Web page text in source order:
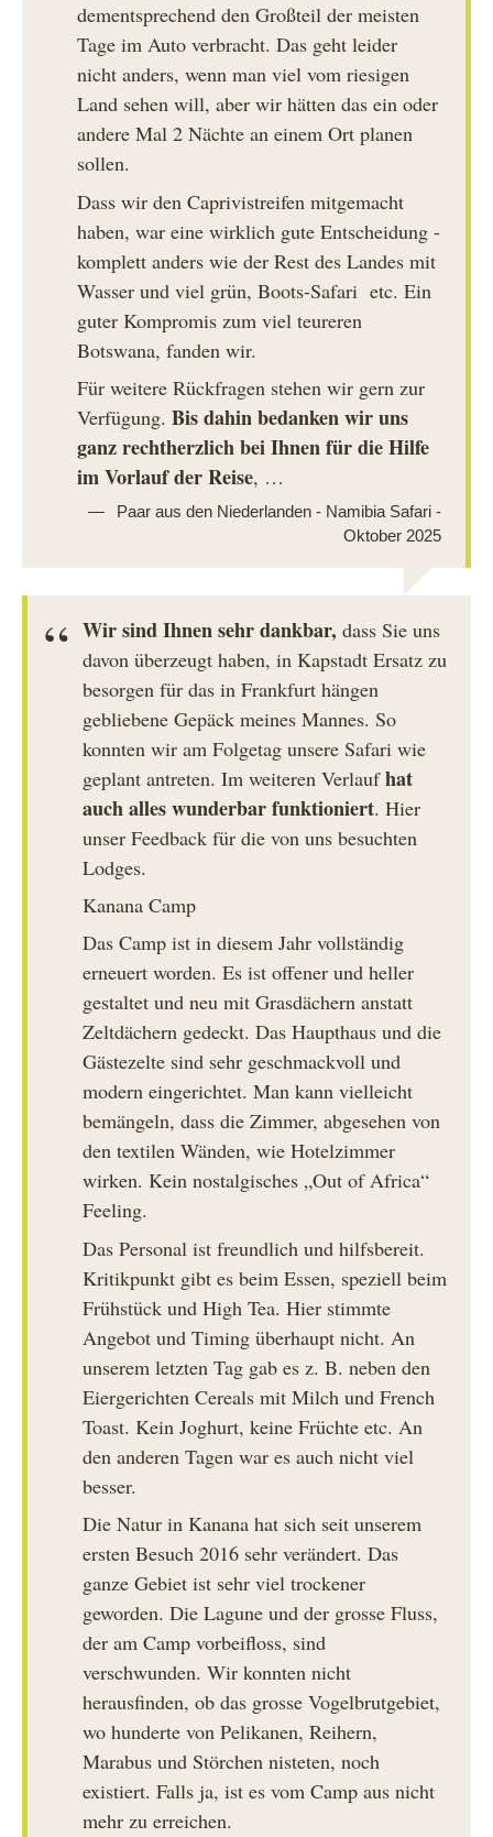
dementsprechend den Großteil der meisten
Tage im Auto verbracht. Das geht leider
nicht anders, wenn man viel vom riesigen
Land sehen will, aber wir hätten das ein oder
andere Mal 2 Nächte an einem Ort planen
sollen.
Dass wir den Caprivistreifen mitgemacht
haben, war eine wirklich gute Entscheidung -
komplett anders wie der Rest des Landes mit
Wasser und viel grün, Boots-Safari etc. Ein
guter Kompromis zum viel teureren
Botswana, fanden wir.
Für weitere Rückfragen stehen wir gern zur
Verfügung.Bis dahin bedanken wir uns
ganz rechtherzlich bei Ihnen für die Hilfe
im Vorlauf der Reise, …
Paar aus den Niederlanden - Namibia Safari -
Oktober 2025
Wir sind Ihnen sehr dankbar, dass Sie uns
davon überzeugt haben, in Kapstadt Ersatz zu
besorgen für das in Frankfurt hängen
gebliebene Gepäck meines Mannes. So
konnten wir am Folgetag unsere Safari wie
geplant antreten. Im weiteren Verlaufhat
auch alles wunderbar funktioniert. Hier
unser Feedback für die von uns besuchten
Lodges.
Kanana Camp
Das Camp ist in diesem Jahr vollständig
erneuert worden. Es ist offener und heller
gestaltet und neu mit Grasdächern anstatt
Zeltdächern gedeckt. Das Haupthaus und die
Gästezelte sind sehr geschmackvoll und
modern eingerichtet. Man kann vielleicht
bemängeln, dass die Zimmer, abgesehen von
den textilen Wänden, wie Hotelzimmer
wirken. Kein nostalgisches „Out of Africa“
Feeling.
Das Personal ist freundlich und hilfsbereit.
Kritikpunkt gibt es beim Essen, speziell beim
Frühstück und High Tea. Hier stimmte
Angebot und Timing überhaupt nicht. An
unserem letzten Tag gab es z. B. neben den
Eiergerichten Cereals mit Milch und French
Toast. Kein Joghurt, keine Früchte etc. An
den anderen Tagen war es auch nicht viel
besser.
Die Natur in Kanana hat sich seit unserem
ersten Besuch 2016 sehr verändert. Das
ganze Gebiet ist sehr viel trockener
geworden. Die Lagune und der grosse Fluss,
der am Camp vorbeifloss, sind
verschwunden. Wir konnten nicht
herausfinden, ob das grosse Vogelbrutgebiet,
wo hunderte von Pelikanen, Reihern,
Marabus und Störchen nisteten, noch
existiert. Falls ja, ist es vom Camp aus nicht
mehr zu erreichen.